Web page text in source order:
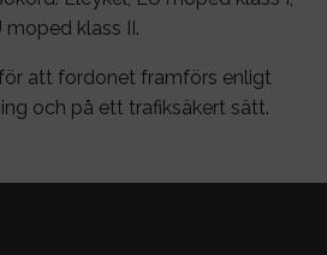
moped klass II.
att fordonet framförs enligt
och på ett trafiksäkert sätt.